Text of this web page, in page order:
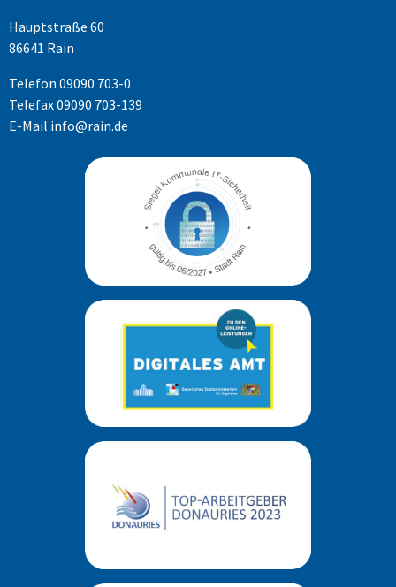
Hauptstraße 60
86641 Rain
Telefon 09090 703-0
Telefax 09090 703-139
E-Mail info@rain.de